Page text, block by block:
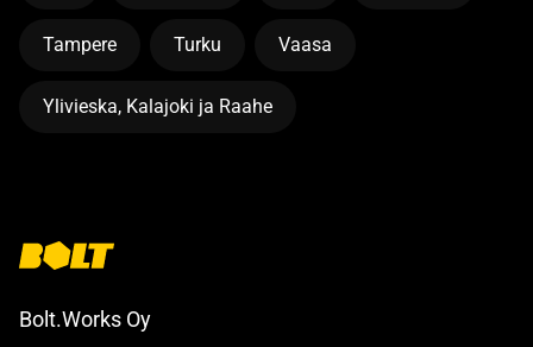
Tampere Turku Vaasa
Ylivieska, Kalajoki ja Raahe
Bolt.Works Oy